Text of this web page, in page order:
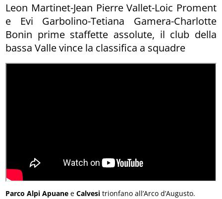
Leon Martinet-Jean Pierre Vallet-Loic Proment
e Evi Garbolino-Tetiana Gamera-Charlotte
Bonin prime staffette assolute, il club della
bassa Valle vince la classifica a squadre
Parco Alpi Apuane eCalvesi trionfano all’Arco d’Augusto.